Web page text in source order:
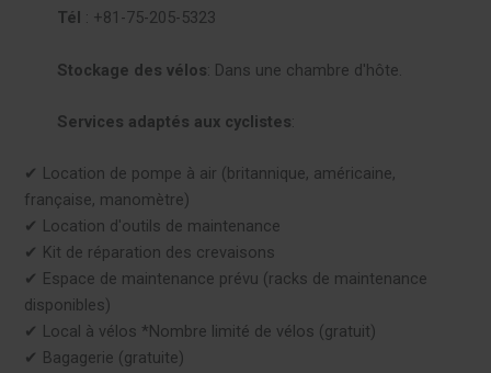
Tél : +81-75-205-5323
Stockage des vélos: Dans une chambre d'hôte.
Services adaptés aux cyclistes:
✔︎ Location de pompe à air (britannique, américaine,
française, manomètre)
✔︎ Location d'outils de maintenance
✔︎ Kit de réparation des crevaisons
✔︎ Espace de maintenance prévu (racks de maintenance
disponibles)
✔︎ Local à vélos *Nombre limité de vélos (gratuit)
✔︎ Bagagerie (gratuite)